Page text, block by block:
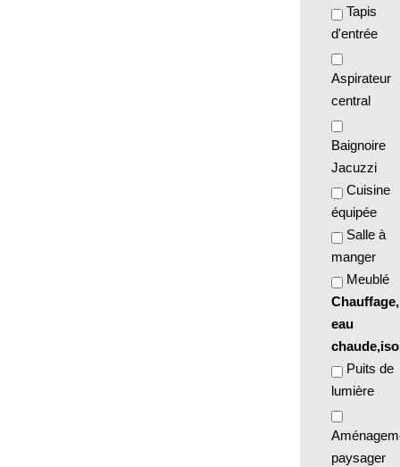
Tapis
d'entrée
Aspirateur
central
Baignoire
Jacuzzi
Cuisine
équipée
Salle à
manger
Meublé
Chauffage,
eau
Puits de
lumière
paysager